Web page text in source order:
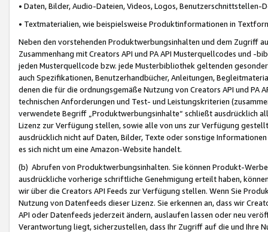
• Daten, Bilder, Audio-Dateien, Videos, Logos, Benutzerschnittstellen-
• Textmaterialien, wie beispielsweise Produktinformationen in
Neben den vorstehenden Produktwerbungsinhalten und dem Zugriff
Zusammenhang mit Creators API und PA API Musterquellcodes und
jeden Musterquellcode bzw. jede Musterbibliothek geltenden
auch Spezifikationen, Benutzerhandbücher, Anleitungen,
denen die für die ordnungsgemäße Nutzung von Creators API und PA
technischen Anforderungen und Test- und Leistungskriterien
verwendete Begriff „Produktwerbungsinhalte“ schließt ausdrücklich
Lizenz zur Verfügung stellen, sowie alle von uns zur Verfügung
ausdrücklich nicht auf Daten, Bilder, Texte oder sonstige
es sich nicht um eine Amazon-Website handelt.
(b) Abrufen von Produktwerbungsinhalten. Sie können Produkt-
ausdrückliche vorherige schriftliche Genehmigung erteilt haben,
wir über die Creators API Feeds zur Verfügung stellen. Wenn Sie
Nutzung von Datenfeeds dieser Lizenz. Sie erkennen an, dass wir
API oder Datenfeeds jederzeit ändern, auslaufen lassen oder neu
Verantwortung liegt, sicherzustellen, dass Ihr Zugriff auf die und Ihre